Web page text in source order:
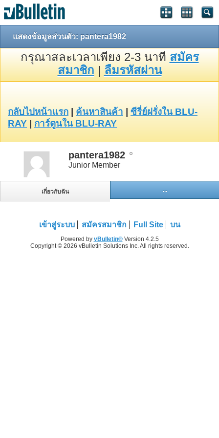
แสดงข้อมูลส่วนตัว: pantera1982
กรุณาสละเวลาเพียง 2-3 นาที สมัคร
สมาชิก | ลืมรหัสผ่าน
กลับไปหน้าแรก ค้นหาสินค้า
ซีรี่ย์ฝรั่งใน BLU-
RAY
การ์ตูนใน BLU-RAY
pantera1982
Junior Member
เกี่ยวกับฉัน ...
เข้าสู่ระบบ สมัครสมาชิก Full Site บน
Powered by vBulletin®Version 4.2.5
Copyright © 2026 vBulletin Solutions Inc. All rights reserved.